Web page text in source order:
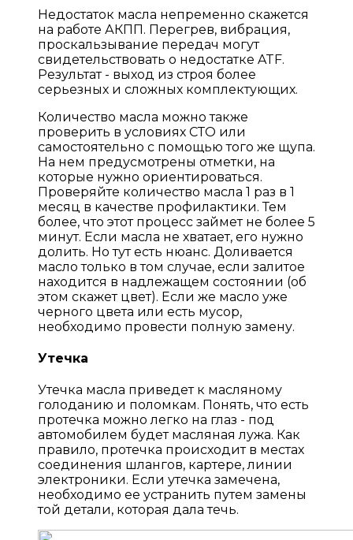
Недостаток масла непременно скажется
на работе АКПП. Перегрев, вибрация,
проскальзывание передач могут
свидетельствовать о недостатке ATF.
Результат - выход из строя более
серьезных и сложных комплектующих.
Количество масла можно также
проверить в условиях СТО или
самостоятельно с помощью того же щупа.
На нем предусмотрены отметки, на
которые нужно ориентироваться.
Проверяйте количество масла 1 раз в 1
месяц в качестве профилактики. Тем
более, что этот процесс займет не более 5
минут. Если масла не хватает, его нужно
долить. Но тут есть нюанс. Доливается
масло только в том случае, если залитое
находится в надлежащем состоянии (об
этом скажет цвет). Если же масло уже
черного цвета или есть мусор,
необходимо провести полную замену.
Утечка
Утечка масла приведет к масляному
голоданию и поломкам. Понять, что есть
протечка можно легко на глаз - под
автомобилем будет масляная лужа. Как
правило, протечка происходит в местах
соединения шлангов, картере, линии
электроники. Если утечка замечена,
необходимо ее устранить путем замены
той детали, которая дала течь.